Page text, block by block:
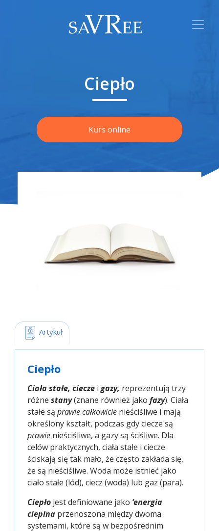
Ciepło
Kurs online
Artykuł
Ciepło
Ciała stałe, ciecze i gazy, reprezentują trzy
różne stany(znane również jako fazy). Ciała
stałe są prawie całkowicie nieściśliwe i mają
określony kształt, podczas gdy ciecze są
prawie nieściśliwe, a gazy są ściśliwe. Dla
celów praktycznych, ciała stałe i ciecze
ściskają się tak mało, że często zakłada się,
że są nieściśliwe. Woda może istnieć jako
ciało stałe (lód), ciecz (woda) lub gaz (para).
Ciepło jest definiowane jako ‘energia
cieplna przenoszona między dwoma
systemami, które są w bezpośrednim